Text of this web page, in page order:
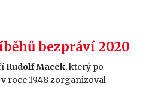
bezpráví 2020
Rudolf Macek, který po
roce 1948 zorganizoval